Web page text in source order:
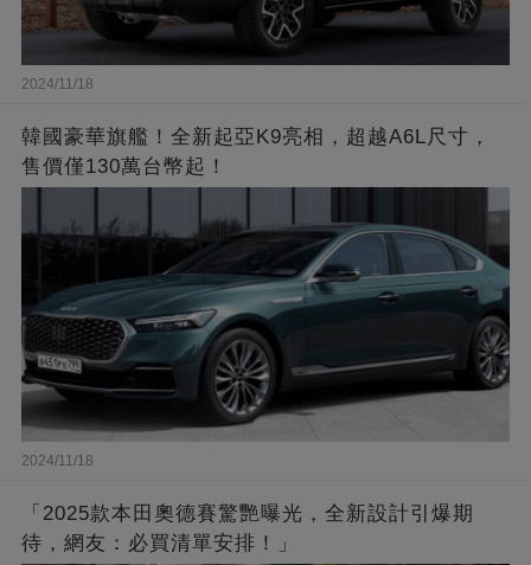
2024/11/18
韓國豪華旗艦！全新起亞K9亮相，超越A6L尺寸，
售價僅130萬台幣起！
2024/11/18
「2025款本田奧德賽驚艷曝光，全新設計引爆期
待，網友：必買清單安排！」